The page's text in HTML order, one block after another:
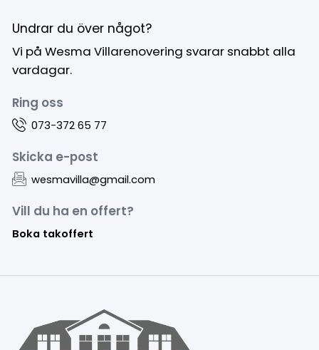
Undrar du över något?
Vi på Wesma Villarenovering svarar snabbt alla
vardagar.
Ring oss
073-372 65 77
Skicka e-post
wesmavilla@gmail.com
Vill du ha en offert?
Boka takoffert